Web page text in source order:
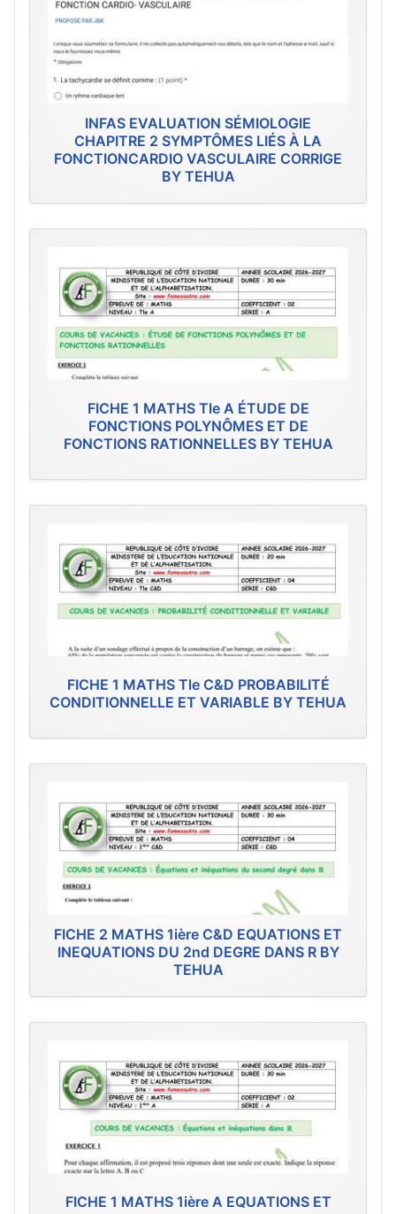
INFAS EVALUATION SÉMIOLOGIE
CHAPITRE 2 SYMPTÔMES LIÉS À LA
FONCTIONCARDIO VASCULAIRE CORRIGE
BY TEHUA
FICHE 1 MATHS Tle A ÉTUDE DE
FONCTIONS POLYNÔMES ET DE
FONCTIONS RATIONNELLES BY TEHUA
FICHE 1 MATHS Tle C&D PROBABILITÉ
CONDITIONNELLE ET VARIABLE BY TEHUA
FICHE 2 MATHS 1ière C&D EQUATIONS ET
INEQUATIONS DU 2nd DEGRE DANS R BY
TEHUA
FICHE 1 MATHS 1ière A EQUATIONS ET